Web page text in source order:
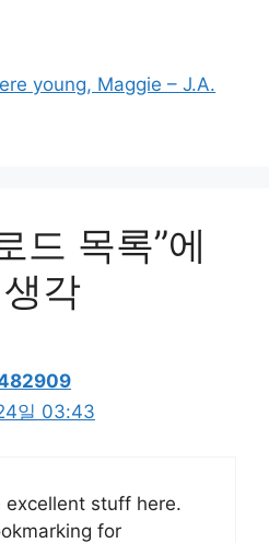
young, Maggie – J.A.
드 목록”에
각
일 03:43
excellent stuff here.
for